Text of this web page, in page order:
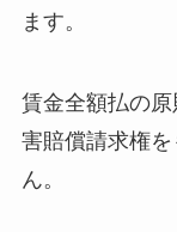
ます。
賃金全額払の原
害賠償請求権
ん。